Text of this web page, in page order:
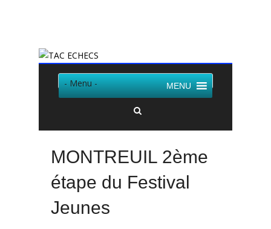
- Menu - MENU
MONTREUIL 2ème
étape du Festival
Jeunes